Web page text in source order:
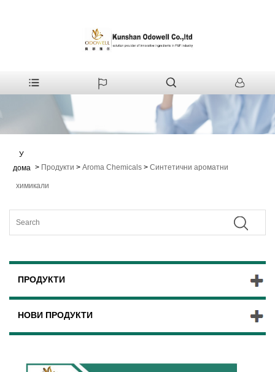
У
дома > Продукти > Aroma Chemicals > Синтетични ароматни
химикали
ПРОДУКТИ
НОВИ ПРОДУКТИ